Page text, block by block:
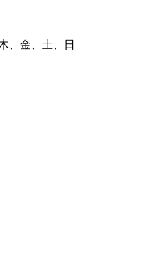
、金、土、日